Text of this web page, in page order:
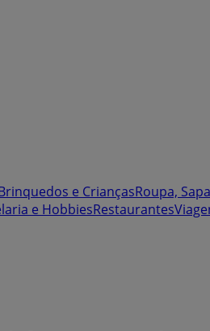
e CriançasRoupa,
e HobbiesRestaurantes